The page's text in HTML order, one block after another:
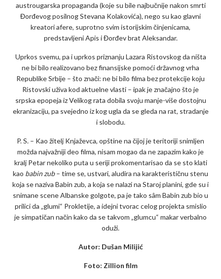
austrougarska propaganda (koje su bile najbučnije nakon smrti
Đorđevog posilnog Stevana Kolakovića), nego su kao glavni
kreatori afere, suprotno svim istorijskim činjenicama,
predstavljeni Apis i Đorđev brat Aleksandar.
Uprkos svemu, pa i uprkos priznanju Lazara Ristovskog da ništa
ne bi bilo realizovano bez finansijske pomoći državnog vrha
Republike Srbije – što znači: ne bi bilo filma bez protekcije koju
Ristovski uživa kod aktuelne vlasti – ipak je značajno što je
srpska epopeja iz Velikog rata dobila svoju manje-više dostojnu
ekranizaciju, pa svejedno iz kog ugla da se gleda na rat, stradanje
i slobodu.
P. S. – Kao žitelj Knjaževca, opštine na čijoj je teritoriji snimljen
možda najvažniji deo filma, nisam mogao da ne zapazim kako je
kralj Petar nekoliko puta u seriji prokomentarisao da se sto klati
kao babin zub– time se, ustvari, aludira na karakterističnu stenu
koja se naziva Babin zub, a koja se nalazi na Staroj planini, gde su i
snimane scene Albanske golgote, pa je tako sâm Babin zub bio u
prilici da „glumi“ Prokletije, a idejni tvorac celog projekta smislio
je simpatičan način kako da se takvom „glumcu“ makar verbalno
oduži.
Autor: Dušan Milijić
Foto: Zillion film